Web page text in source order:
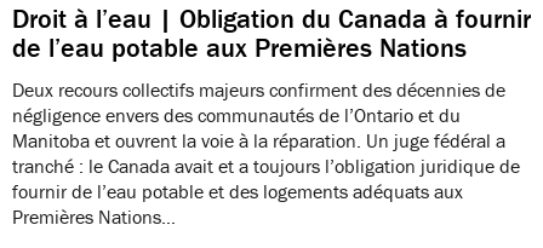
Droit à l’eau | Obligation du Canada à fournir
de l’eau potable aux Premières Nations
Deux recours collectifs majeurs confirment des décennies de
négligence envers des communautés de l’Ontario et du
Manitoba et ouvrent la voie à la réparation. Un juge fédéral a
tranché : le Canada avait et a toujours l’obligation juridique de
fournir de l’eau potable et des logements adéquats aux
Premières Nations…